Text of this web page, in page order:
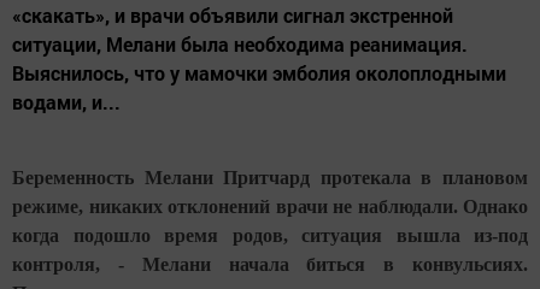
«скакать», и врачи объявили сигнал экстренной
ситуации, Мелани была необходима реанимация.
Выяснилось, что у мамочки эмболия околоплодными
водами, и...
Беременность Мелани Притчард протекала в плановом
режиме, никаких отклонений врачи не наблюдали. Однако
когда подошло время родов, ситуация вышла из-под
контроля, - Мелани начала биться в конвульсиях.